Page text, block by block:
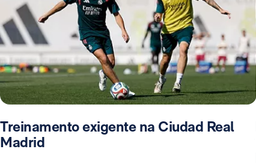
Treinamento exigente na Ciudad Real
Madrid